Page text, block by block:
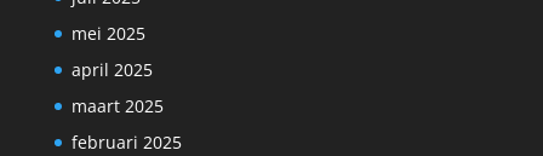
mei 2025
april 2025
maart 2025
februari 2025